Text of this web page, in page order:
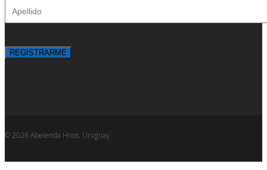
© 2026 Abelenda Hnos. Uruguay.